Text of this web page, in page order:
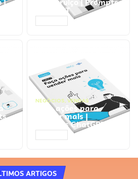
| seu serviço | Prompts
ChatGPT
NEGÓCIOS, VENDAS
Faça ações para
vender mais |
Prompts ChatGPT
ARTIGOS